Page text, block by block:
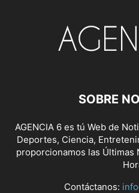
SOBRE
AGENCIA 6 es tú Web de
Deportes, Ciencia,
proporcionamos las Últimas
Contáctanos: